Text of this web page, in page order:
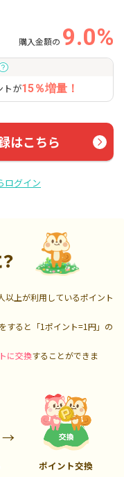
購入金額の 9.0%
トが15％増量！
はこちら
ログイン
以上が利用しているポイント
をすると「1ポイント=1円」の
に交換することができま
ポイント交換